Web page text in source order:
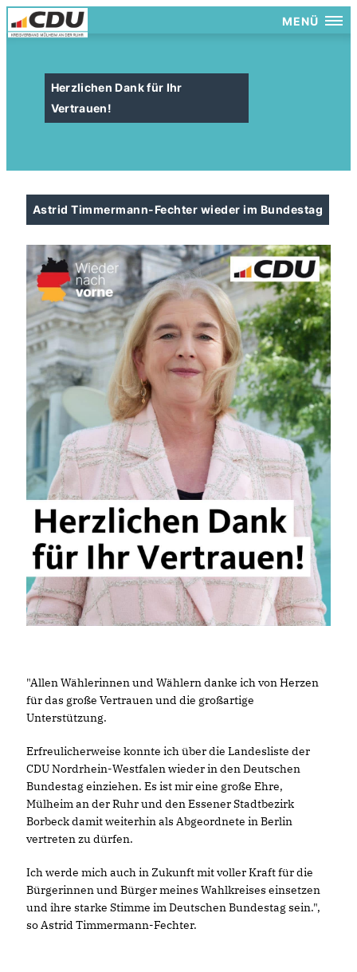
MENÜ
Herzlichen Dank für Ihr
Vertrauen!
Astrid Timmermann-Fechter wieder im Bundestag
"Allen Wählerinnen und Wählern danke ich von Herzen
für das große Vertrauen und die großartige
Unterstützung.
Erfreulicherweise konnte ich über die Landesliste der
CDU Nordrhein-Westfalen wieder in den Deutschen
Bundestag einziehen. Es ist mir eine große Ehre,
Mülheim an der Ruhr und den Essener Stadtbezirk
Borbeck damit weiterhin als Abgeordnete in Berlin
vertreten zu dürfen.
Ich werde mich auch in Zukunft mit voller Kraft für die
Bürgerinnen und Bürger meines Wahlkreises einsetzen
und ihre starke Stimme im Deutschen Bundestag sein.",
so Astrid Timmermann-Fechter.